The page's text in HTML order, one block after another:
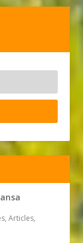
Articles,